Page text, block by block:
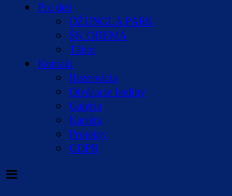
Pre deti
DŽUNGLA PARK
ŠK ODEMA
Tábor
Kontakt
Rezervácia
Otváracie hodiny
Galéria
Kariéra
Projekty
GDPR